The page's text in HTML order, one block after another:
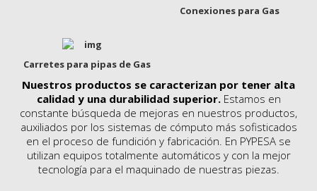
Conexiones para Gas
Carretes para pipas de Gas
Nuestros productos se caracterizan por tener alta
calidad y una durabilidad superior.Estamos en
constante búsqueda de mejoras en nuestros productos,
auxiliados por los sistemas de cómputo más sofisticados
en el proceso de fundición y fabricación. En PYPESA se
utilizan equipos totalmente automáticos y con la mejor
tecnología para el maquinado de nuestras piezas.